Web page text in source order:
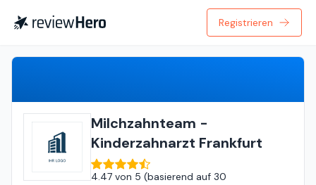
Registrieren
Milchzahnteam -
Kinderzahnarzt Frankfurt
4.47 von 5 (basierend auf 30